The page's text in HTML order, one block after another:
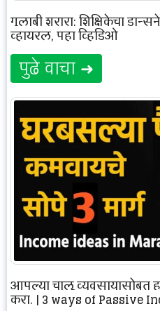
गुलाबी शरारा: शिक्षिकेचा
व्हायरल, पहा व्हिडिओ
पुढे वाचा ➜
आपल्या चालू व्यवसायासोबत
करा. | 3 ways of Passive